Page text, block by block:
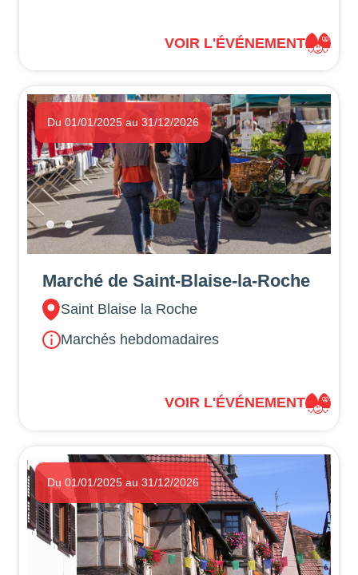
VOIR L'ÉVÉNEMENT
Du 01/01/2025 au 31/12/2026
Marché de Saint-Blaise-la-Roche
Saint Blaise la Roche
Marchés hebdomadaires
VOIR L'ÉVÉNEMENT
Du 01/01/2025 au 31/12/2026